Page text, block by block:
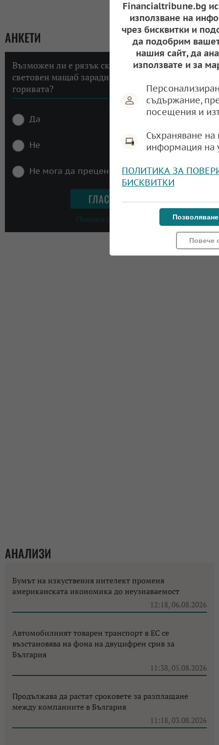
АНКЕТИ
Възможен ли е рязък скок на инфлацията в
световен мащаб заради високите цени на
горивата?
Да
Не
Не мога да преценя
Покажи резултати
АНАЛИЗИ
Бумът на изкуствения интелект променя
американската икономика до неузнаваемост
12:18, 06.08.2026
Автомобилният товарен транспорт в ЕС се
възстановява на фона на двуцифрен срив за
България
11:38, 05.08.2026
Продължава да растат сроковете за разплащане
между компаниите в България
11:18, 03.08.2026
Financialtribune.bg
използване на
чрез бисквитки и
да подобрим
нашия сайт, да
използвате и за
съдържание,
посещения и
Съхраняване
информация на
ПОЛИТИКА ЗА
БИСКВИТКИ
Повече